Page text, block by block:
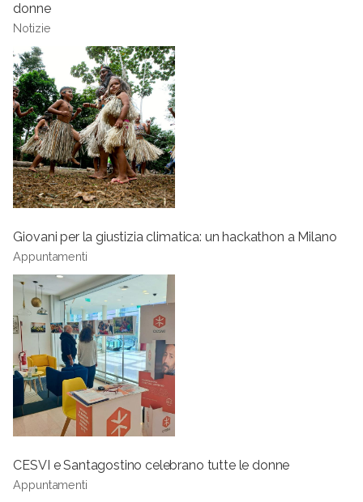
donne
Notizie
Giovani per la giustizia climatica: un hackathon a Milano
Appuntamenti
CESVI e Santagostino celebrano tutte le donne
Appuntamenti